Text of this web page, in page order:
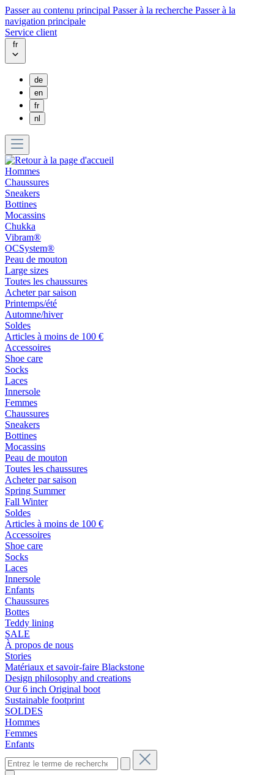
Passer au contenu principal Passer à la recherche Passer à la
navigation principale
Service client
fr
de
en
fr
nl
Hommes
Chaussures
Sneakers
Bottines
Mocassins
Chukka
Vibram®
OCSystem®
Peau de mouton
Large sizes
Toutes les chaussures
Acheter par saison
Printemps/été
Automne/hiver
Soldes
Articles à moins de 100 €
Accessoires
Shoe care
Socks
Laces
Innersole
Femmes
Chaussures
Sneakers
Bottines
Mocassins
Peau de mouton
Toutes les chaussures
Acheter par saison
Spring Summer
Fall Winter
Soldes
Articles à moins de 100 €
Accessoires
Shoe care
Socks
Laces
Innersole
Enfants
Chaussures
Bottes
Teddy lining
SALE
À propos de nous
Stories
Matériaux et savoir-faire Blackstone
Design philosophy and creations
Our 6 inch Original boot
Sustainable footprint
SOLDES
Hommes
Femmes
Enfants